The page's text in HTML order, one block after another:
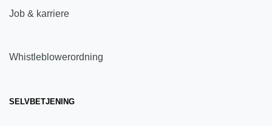
Job & karriere
Whistleblowerordning
SELVBETJENING